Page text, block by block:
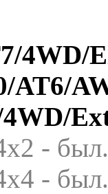
4WD/
AT6/
-
-